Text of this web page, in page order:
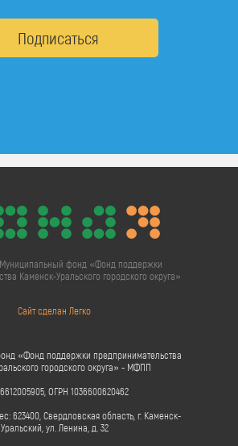
Подписаться
фонд «Фонд поддержки
Каменск-Уральского городского округа»
Сайт сделан Легко
«Фонд поддержки предпринимательства
городского округа» - МФПП
ОГРН 1036600620462
623400, Свердловская область, г. Каменск-
Уральский, ул. Ленина, д. 32